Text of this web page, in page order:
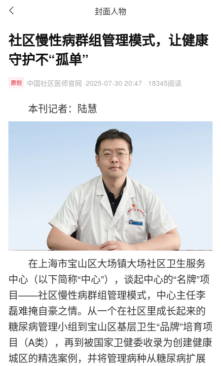
 封面人物
社区慢性病群组管理模式，让健康
守护不“孤单”
原创 中国社区医师官网 ·2025-07-30 20:47 · 18345阅读
本刊记者：陆慧
在上海市宝山区大场镇大场社区卫生服务
中心（以下简称“中心”），谈起中心的“名牌”项
目——社区慢性病群组管理模式，中心主任李
磊难掩自豪之情。从一个在社区里成长起来的
糖尿病管理小组到宝山区基层卫生“品牌”培育项
目（A类），再到被国家卫健委收录为创建健康
城区的精选案例，并将管理病种从糖尿病扩展